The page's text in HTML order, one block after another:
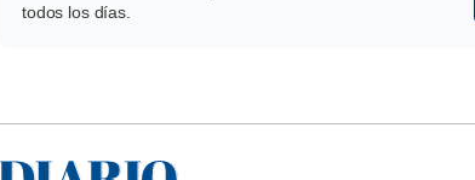
todos los días.